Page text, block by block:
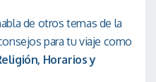
de otros temas de la
para tu viaje como
Horarios y